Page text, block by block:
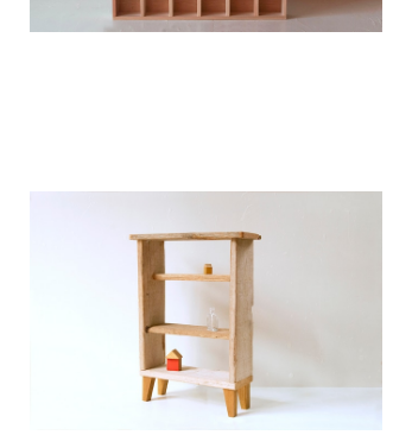
【木製】脚付き おしゃれ棚 流木板のナチュラ
ルインテリア家具【雑貨付き】 【流木板・廃材
作品シリーズ】
¥6,000
SOLD OUT